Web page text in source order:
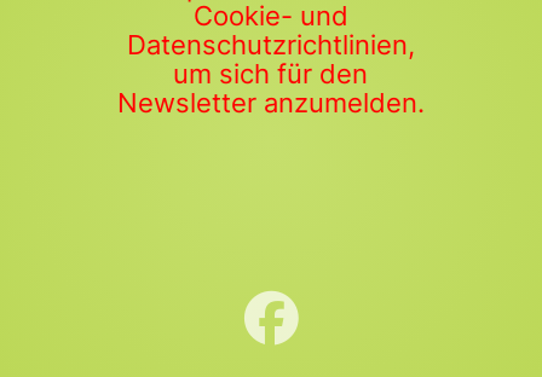
Cookie- und
Datenschutzrichtlinien,
um sich für den
Newsletter anzumelden.